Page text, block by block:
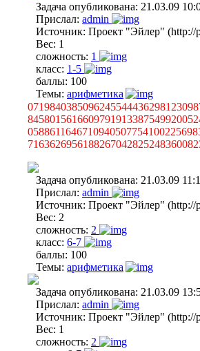
Задача опубликована: 21.03.09
Прислал: admin
Источник: Проект "Эйлер" (http://
Вес: 1
сложность: 1
класс: 1-5
баллы: 100
Темы: арифметика
Задача опубликована: 21.03.09
Прислал: admin
Источник: Проект "Эйлер" (http://
Вес: 2
сложность: 2
класс: 6-7
баллы: 100
Темы: арифметика
Задача опубликована: 21.03.09
Прислал: admin
Источник: Проект "Эйлер" (http://
Вес: 1
сложность: 2